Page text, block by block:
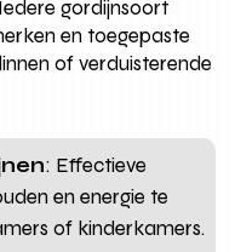
gordijnsoort
en toegepaste
of verduisterende
: Effectieve
en energie te
of kinderkamers.